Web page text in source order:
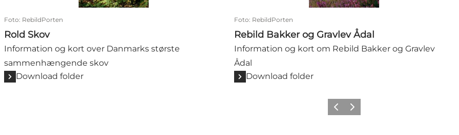
Foto: RebildPorten
Rold Skov
Information og kort over Danmarks største
sammenhængende skov
Download folder
Foto: RebildPorten
Rebild Bakker og Gravlev Ådal
Information og kort om Rebild Bakker og Gravlev
Ådal
Download folder
Forrige billede
Næste billede